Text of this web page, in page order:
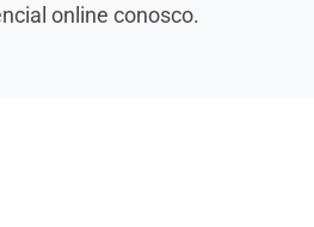
online conosco.